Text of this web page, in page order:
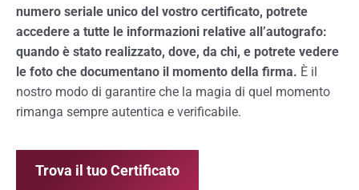
numero seriale unico del vostro certificato, potrete
accedere a tutte le informazioni relative all’autografo:
quando è stato realizzato, dove, da chi, e potrete vedere
le foto che documentano il momento della firma. È il
nostro modo di garantire che la magia di quel momento
rimanga sempre autentica e verificabile.
Trova il tuo Certificato